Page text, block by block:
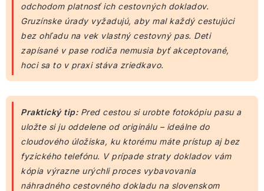
odchodom platnosť ich cestovných dokladov.
Gruzínske úrady vyžadujú, aby mal každý cestujúci
bez ohľadu na vek vlastný cestovný pas. Deti
zapísané v pase rodiča nemusia byť akceptované,
hoci sa to v praxi stáva zriedkavo.
Praktický tip:Pred cestou si urobte fotokópiu pasu a
uložte si ju oddelene od originálu – ideálne do
cloudového úložiska, ku ktorému máte prístup aj bez
fyzického telefónu. V prípade straty dokladov vám
kópia výrazne urýchli proces vybavovania
náhradného cestovného dokladu na slovenskom